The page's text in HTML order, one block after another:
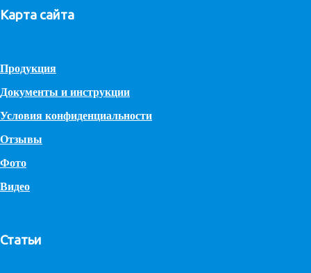
Карта сайта
Продукция
Документы и инструкции
Условия конфиденциальности
Отзывы
Фото
Видео
Статьи